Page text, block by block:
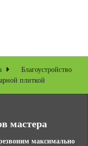
Благоустройство
плиткой
мастера
максимально